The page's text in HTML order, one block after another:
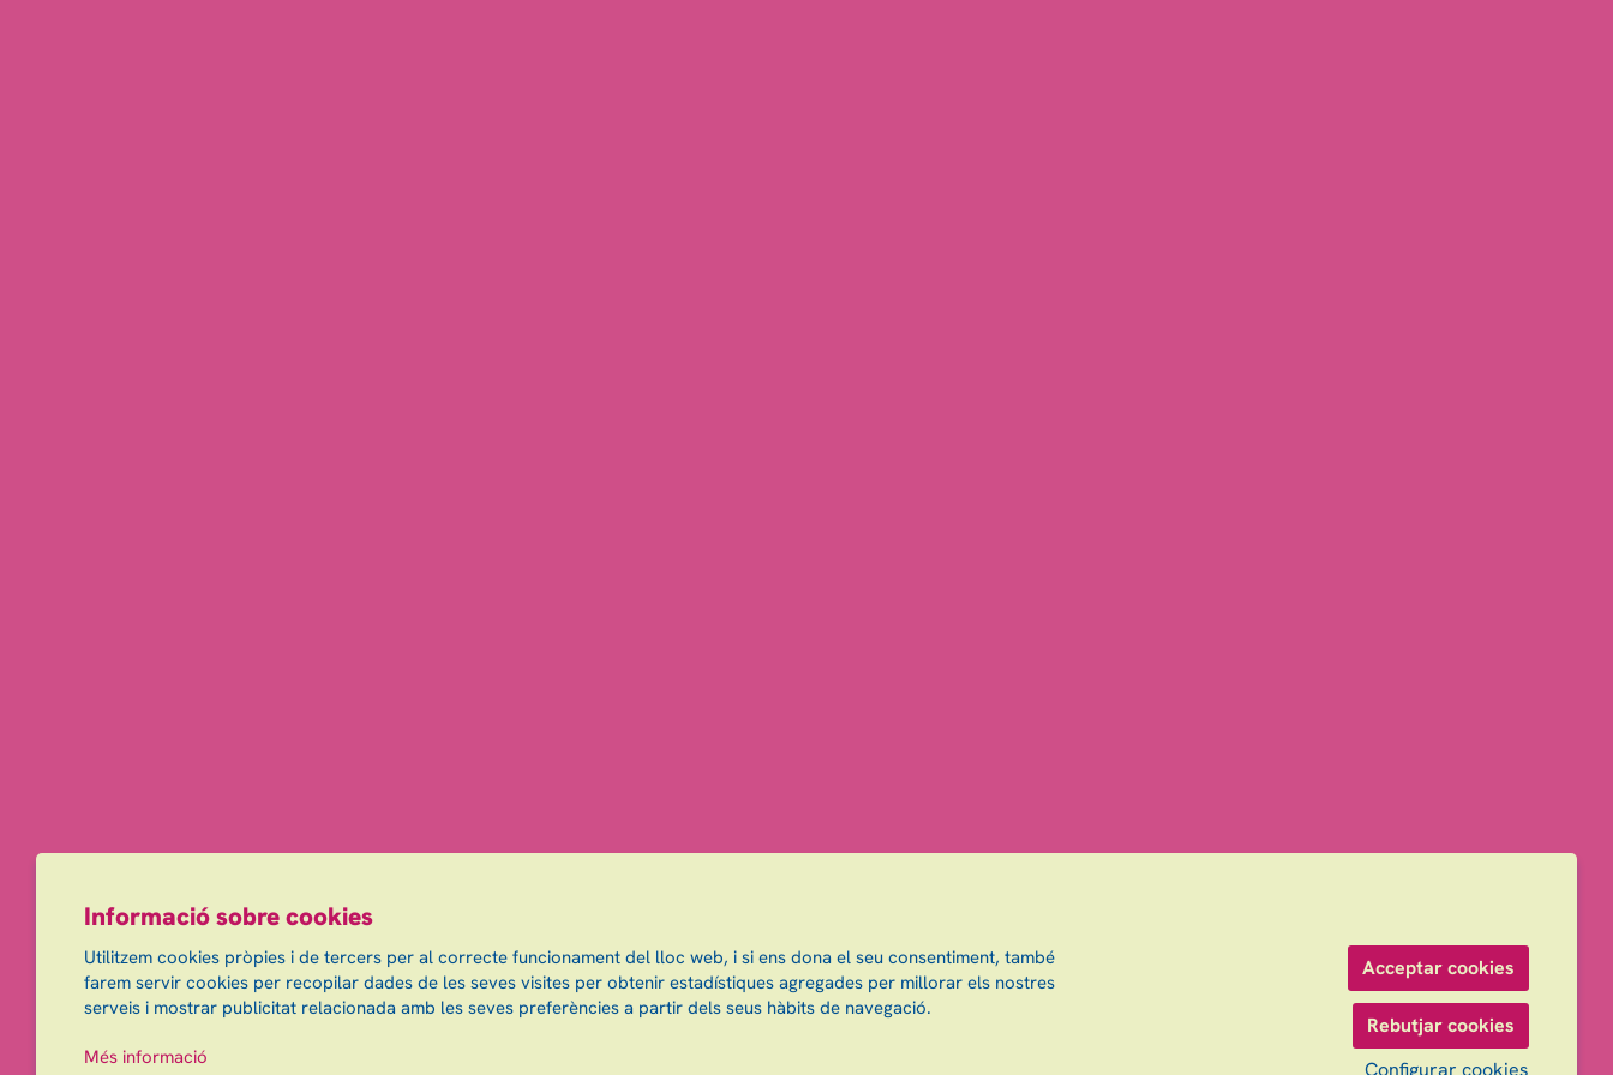
Informació sobre cookies
Utilitzem cookies pròpies i de tercers per al correcte funcionament del lloc web, i si ens dona el seu consentiment, també
farem servir cookies per recopilar dades de les seves visites per obtenir estadístiques agregades per millorar els nostres
serveis i mostrar publicitat relacionada amb les seves preferències a partir dels seus hàbits de navegació.
Més informació
Acceptar cookies
Rebutjar cookies
Configurar cookies